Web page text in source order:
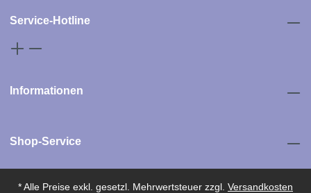
Service-Hotline
Informationen
Shop-Service
* Alle Preise exkl. gesetzl. Mehrwertsteuer zzgl. Versandkosten